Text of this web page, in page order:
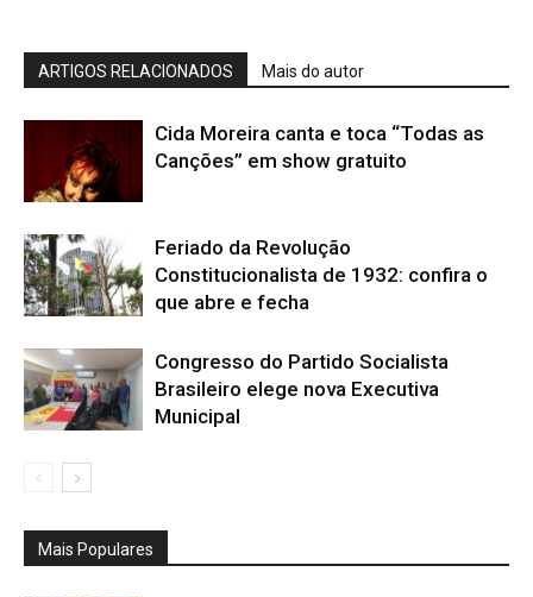
ARTIGOS RELACIONADOS Mais do autor
Cida Moreira canta e toca “Todas as
Canções” em show gratuito
Feriado da Revolução
Constitucionalista de 1932: confira o
que abre e fecha
Congresso do Partido Socialista
Brasileiro elege nova Executiva
Municipal
Mais Populares